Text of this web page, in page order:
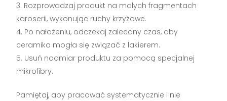
Rozprowadzaj produkt na małych fragmentach
karoserii, wykonując ruchy krzyżowe.
Po nałożeniu, odczekaj zalecany czas, aby
ceramika mogła się związać z lakierem.
Usuń nadmiar produktu za pomocą specjalnej
mikrofibry.
Pamiętaj, aby pracować systematycznie i nie